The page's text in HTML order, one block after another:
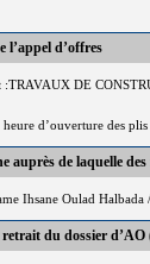
l’appel d’offres
:TRAVAUX DE
heure d’ouverture des
auprès de laquelle
Ihsane Oulad
du dossier d’AO